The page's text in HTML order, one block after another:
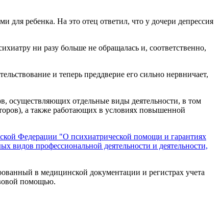
для ребенка. На это отец ответил, что у дочери депрессия
ни разу больше не обращалась и, соответственно,
и теперь преддверие его сильно нервничает,
осуществляющих отдельные виды деятельности, в том
а также работающих в условиях повышенной
Федерации "О психиатрической помощи и гарантиях
видов профессиональной деятельности и деятельности,
в медицинской документации и регистрах учета
помощью.